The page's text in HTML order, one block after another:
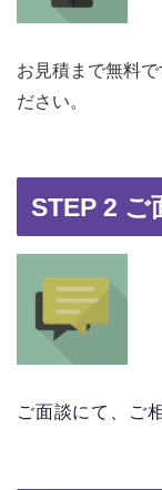
お見積まで無料
ださい。
STEP 2 ご
ご面談にて、ご